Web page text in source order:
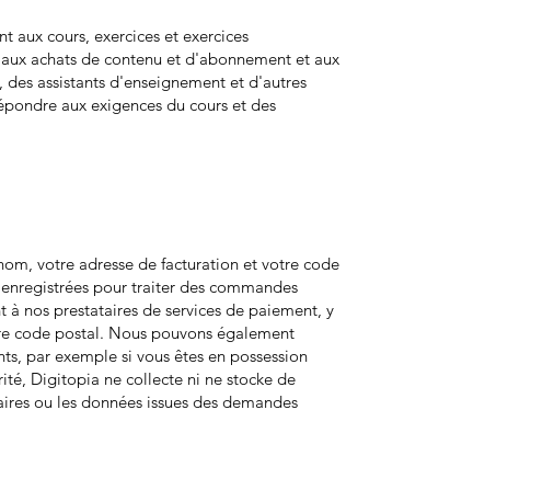
aux cours, exercices et exercices
achats de contenu et d'abonnement et aux
assistants d'enseignement et d'autres
aux exigences du cours et des
votre adresse de facturation et votre code
pour traiter des commandes
nos prestataires de services de paiement, y
code postal. Nous pouvons également
par exemple si vous êtes en possession
Digitopia ne collecte ni ne stocke de
ou les données issues des demandes